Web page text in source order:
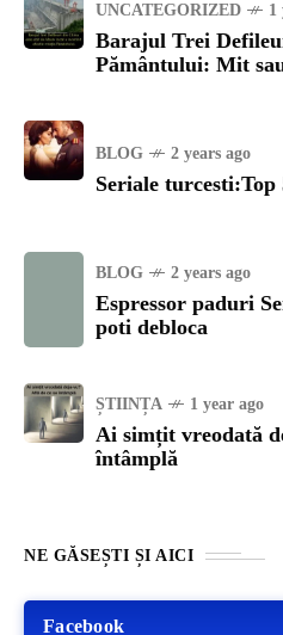
UNCATEGORIZED 1
Barajul Trei
Pământului: Mit
BLOG 2 years ago
Seriale turcesti:Top
BLOG 2 years ago
Espressor paduri
poti debloca
ȘTIINȚA 1 year ago
Ai simțit vreodată
întâmplă
NE GĂSEȘTI ȘI AICI
Facebook